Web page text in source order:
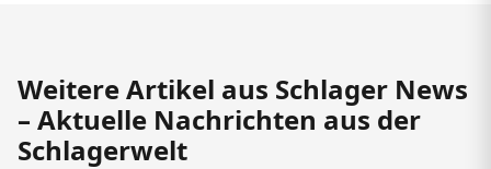
Weitere Artikel aus Schlager News
– Aktuelle Nachrichten aus der
Schlagerwelt